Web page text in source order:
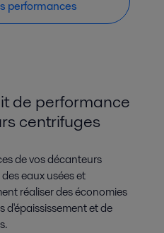
performances
de performance
centrifuges
de vos décanteurs
eaux usées et
réaliser des économies
et de